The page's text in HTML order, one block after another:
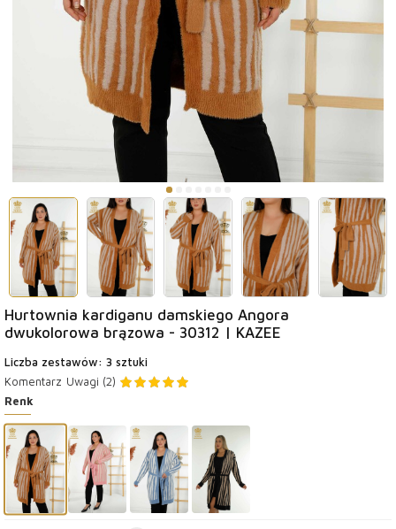
Hurtownia kardiganu damskiego Angora
dwukolorowa brązowa - 30312 | KAZEE
Liczba zestawów: 3 sztuki
Komentarz Uwagi (2)
Renk